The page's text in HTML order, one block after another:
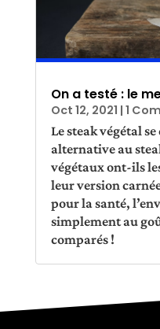
On a testé : le
Oct 12, 2021 | 1
Le steak végétal
alternative au
végétaux ont-ils
leur version
pour la santé,
simplement au
comparés !